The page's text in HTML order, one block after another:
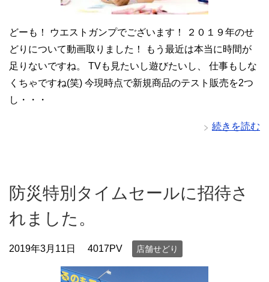
どーも！ ウエストガンプでございます！ ２０１９年のせ
どりについて動画取りました！ もう最近は本当に時間が
足りないですね。 TVも見たいし遊びたいし、 仕事もしな
くちゃですね(笑) 今現時点で新規商品のテスト販売を2つ
し・・・
続きを読む
防災特別タイムセールに招待さ
れました。
2019年3月11日 4017PV 店舗せどり